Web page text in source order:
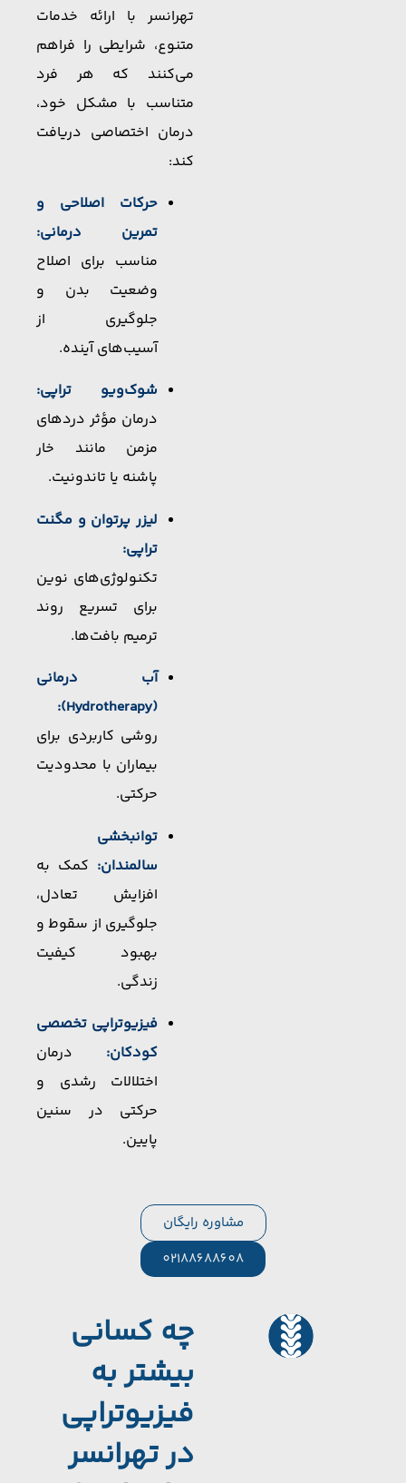
تهرانسر با ارائه خدمات
متنوع، شرایطی را فراهم
می‌کنند که هر فرد
متناسب با مشکل خود،
درمان اختصاصی دریافت
کند:
حرکات اصلاحی و
تمرین درمانی:
مناسب برای اصلاح
وضعیت بدن و
جلوگیری از
آسیب‌های آینده.
شوک‌ویو تراپی:
درمان مؤثر دردهای
مزمن مانند خار
پاشنه یا تاندونیت.
لیزر پرتوان و مگنت
تراپی:
تکنولوژی‌های نوین
برای تسریع روند
ترمیم بافت‌ها.
آب درمانی
روشی کاربردی برای
بیماران با محدودیت
حرکتی.
توانبخشی
سالمندان:کمک به
افزایش تعادل،
جلوگیری از سقوط و
بهبود کیفیت
زندگی.
فیزیوتراپی تخصصی
کودکان:درمان
اختلالات رشدی و
حرکتی در سنین
پایین.
مشاوره رایگان
02188688608
چه کسانی
بیشتر به
فیزیوتراپی
در تهرانسر